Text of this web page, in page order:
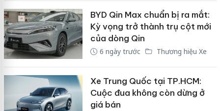
BYD Qin Max chuẩn bị ra mắt:
Kỳ vọng trở thành trụ cột mới
của dòng Qin
6 ngày trước Thương hiệu Xe
Xe Trung Quốc tại TP.HCM:
Cuộc đua không còn dừng ở
giá bán